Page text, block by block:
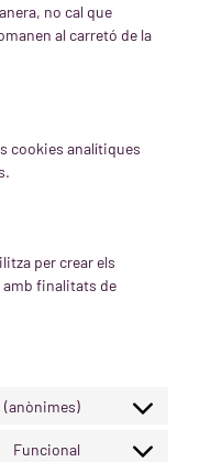
no cal que
al carretó de la
cookies analítiques
per crear els
amb finalitats de
Funcional